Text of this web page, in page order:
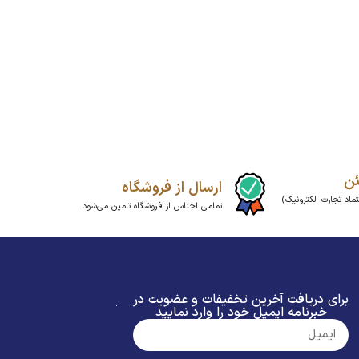
تجارت الکترونیک)
ارسال از فروشگاه
تمامی اجناس از فروشگاه تامین می‌شود
برای دریافت آخرین تخفیفات و عضویت در
خبرنامه ایمیل خود را وارد نمایید